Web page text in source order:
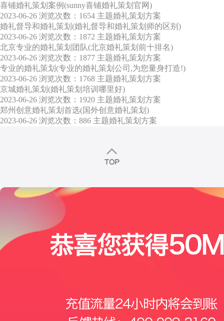
喜铺婚礼策划案例(sunny喜铺婚礼策划官网)
2023-06-26 浏览次数：1654 主题婚礼策划方案
婚礼督导和婚礼策划(婚礼督导和婚礼策划师的区别)
2023-06-26 浏览次数：1872 主题婚礼策划方案
北京专业的婚礼策划团队(北京婚礼策划前十排名)
2023-06-26 浏览次数：1877 主题婚礼策划方案
专业的婚礼策划(专业的婚礼策划公司,为您量身打造!)
2023-06-26 浏览次数：1768 主题婚礼策划方案
京城婚礼策划(婚礼策划培训哪里好)
2023-06-26 浏览次数：1920 主题婚礼策划方案
郑州创意婚礼策划首选(国外创意婚礼策划)
2023-06-26 浏览次数：886 主题婚礼策划方案